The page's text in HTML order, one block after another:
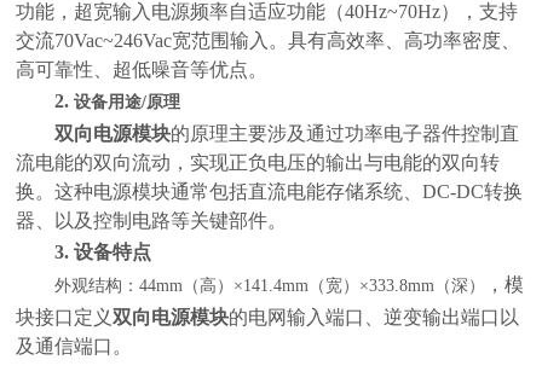
功能，超宽输入电源频率自适应功能（40Hz~70Hz），支持
交流70Vac~246Vac宽范围输入。具有高效率、高功率密度、
高可靠性、超低噪音等优点。
2.设备用途/原理
双向电源模块的原理‌主要涉及通过功率电子器件控制直
流电能的双向流动，实现正负电压的输出与电能的双向转
换。这种电源模块通常包括直流电能存储系统、DC-DC转换
器、以及控制电路等关键部件。
3.设备特点
外观结构：44mm（高）×141.4mm（宽）×333.8mm（深）
，模
块接口定义双向电源模块的电网输入端口、逆变输出端口以
及通信端口。